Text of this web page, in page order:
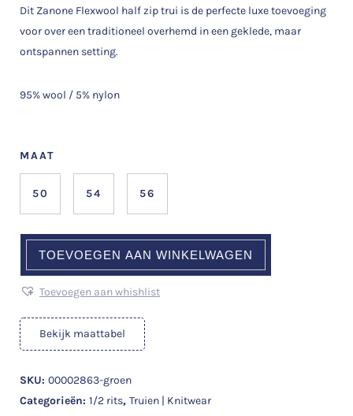
Dit Zanone Flexwool half zip trui is de perfecte luxe toevoeging
voor over een traditioneel overhemd in een geklede, maar
ontspannen setting.
95% wool / 5% nylon
MAAT
50 54 56
TOEVOEGEN AAN WINKELWAGEN
Toevoegen aan whishlist
Bekijk maattabel
SKU: 00002863-groen
Categorieën: 1/2 rits, Truien | Knitwear